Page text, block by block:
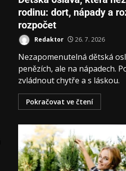
rodinu: dort, nápady a
rozpočet
Redaktor 26. 7. 2026
Nezapomenutelná dětská
penězích, ale na nápadech.
zvládnout chytře a s láskou.
Pokračovat ve čtení